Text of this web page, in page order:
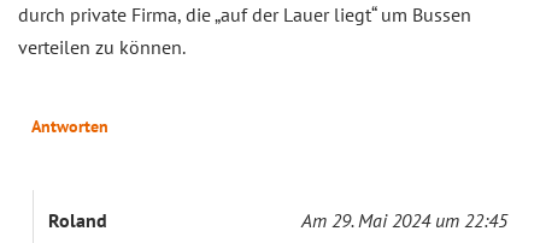
durch private Firma, die „auf der Lauer liegt“ um Bussen
verteilen zu können.
Antworten
Roland Am 29. Mai 2024 um 22:45